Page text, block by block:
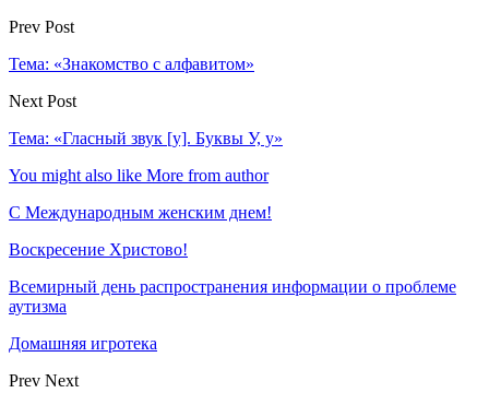
Prev Post
Тема: «Знакомство с алфавитом»
Next Post
Тема: «Гласный звук [y]. Буквы У, у»
You might also like More from author
С Международным женским днем!
Воскресение Xристово!
Всемирный день распространения информации о проблеме
аутизма
Домашняя игротека
Prev Next